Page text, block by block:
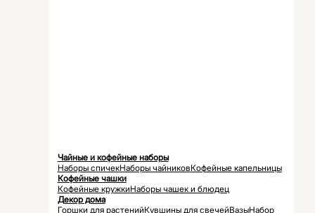
Чайные и кофейные наборы
Наборы спичекНаборы чайниковКофейные капельницы
Кофейные чашки
Кофейные кружкиНаборы чашек и блюдец
Декор дома
Горшки для растенийКувшины для свечейВазыНабор